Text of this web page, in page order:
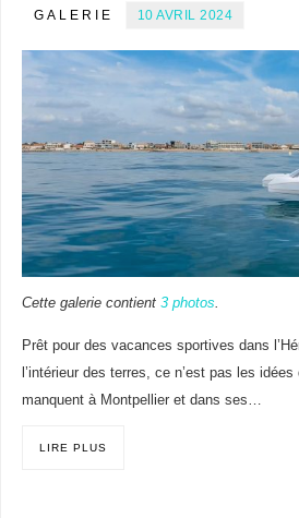
GALERIE 10 AVRIL 2024
Cette galerie contient 3 photos.
Prêt pour des vacances sportives dans
l’intérieur des terres, ce n’est pas les
manquent à Montpellier et dans ses…
LIRE PLUS